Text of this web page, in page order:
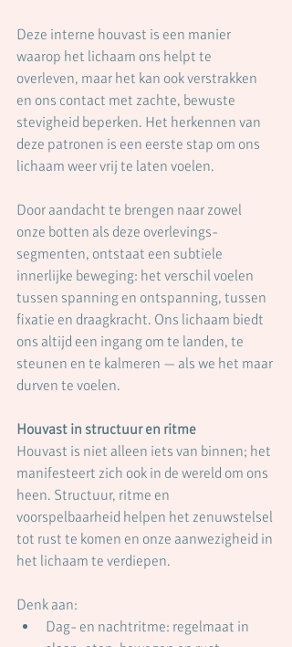
Deze interne houvast is een manier
waarop het lichaam ons helpt te
overleven, maar het kan ook verstrakken
en ons contact met zachte, bewuste
stevigheid beperken. Het herkennen van
deze patronen is een eerste stap om ons
lichaam weer vrij te laten voelen.
Door aandacht te brengen naar zowel
onze botten als deze overlevings-
segmenten, ontstaat een subtiele
innerlijke beweging: het verschil voelen
tussen spanning en ontspanning, tussen
fixatie en draagkracht. Ons lichaam biedt
ons altijd een ingang om te landen, te
steunen en te kalmeren — als we het maar
durven te voelen.
Houvast in structuur en ritme
Houvast is niet alleen iets van binnen; het
manifesteert zich ook in de wereld om ons
heen. Structuur, ritme en
voorspelbaarheid helpen het zenuwstelsel
tot rust te komen en onze aanwezigheid in
het lichaam te verdiepen.
Denk aan:
Dag- en nachtritme: regelmaat in